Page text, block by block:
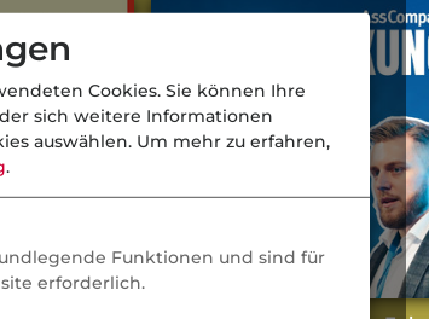
weitere
Cookies. Sie können Ihre
sich weitere Informationen
auswählen. Um mehr zu erfahren,
.
Funktionen und sind für
erforderlich.